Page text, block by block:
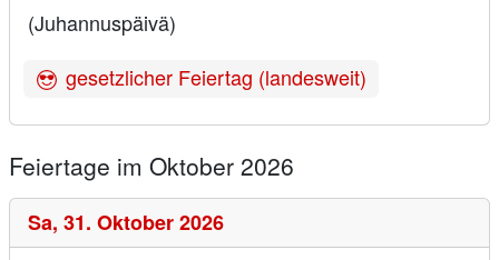
(Juhannuspäivä)
gesetzlicher Feiertag (landesweit)
Feiertage im Oktober 2026
Sa, 31. Oktober 2026